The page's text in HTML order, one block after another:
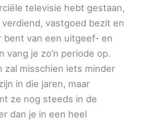
televisie hebt gestaan,
vastgoed bezit en
bent van een uitgeef- en
vang je zo’n periode op.
zal misschien iets minder
in die jaren, maar
ze nog steeds in de
dan je in een heel